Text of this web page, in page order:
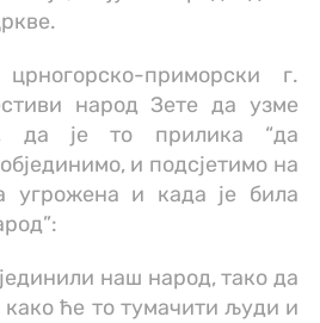
приморски г.
народ Зете да узме
да је то прилика “да
и подсјетимо на
угрожена и када је била
наш народ, тако да
како ће то тумачити људи и